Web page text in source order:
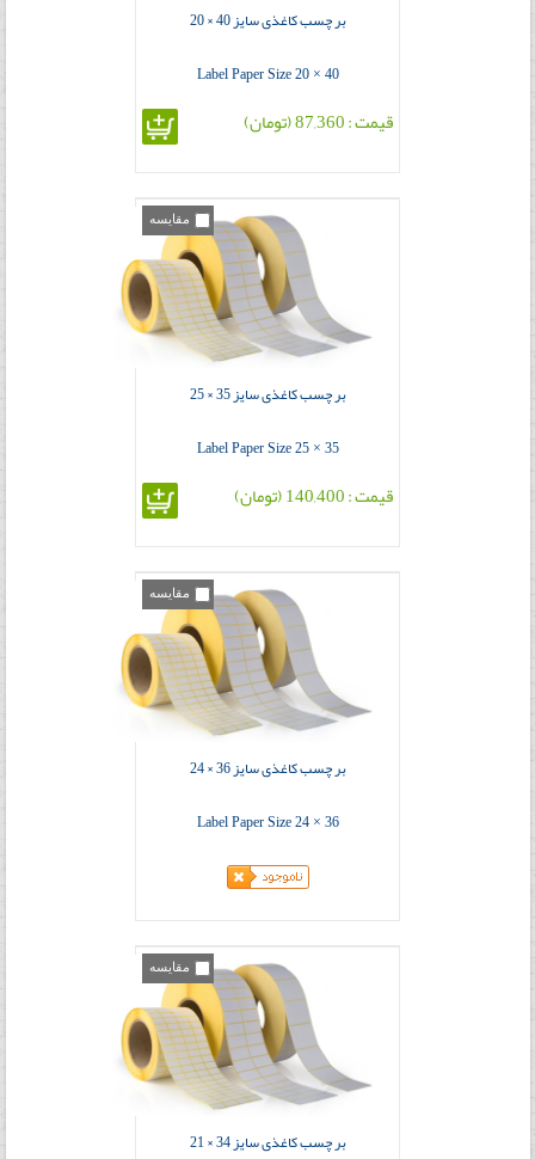
بر چسب کاغذی سایز 40 × 20
Label Paper Size 20 × 40
قیمت : 87,360 (تومان)
مقایسه
بر چسب کاغذی سایز 35 × 25
Label Paper Size 25 × 35
قیمت : 140,400 (تومان)
مقایسه
بر چسب کاغذی سایز 36 × 24
Label Paper Size 24 × 36
مقایسه
بر چسب کاغذی سایز 34 × 21